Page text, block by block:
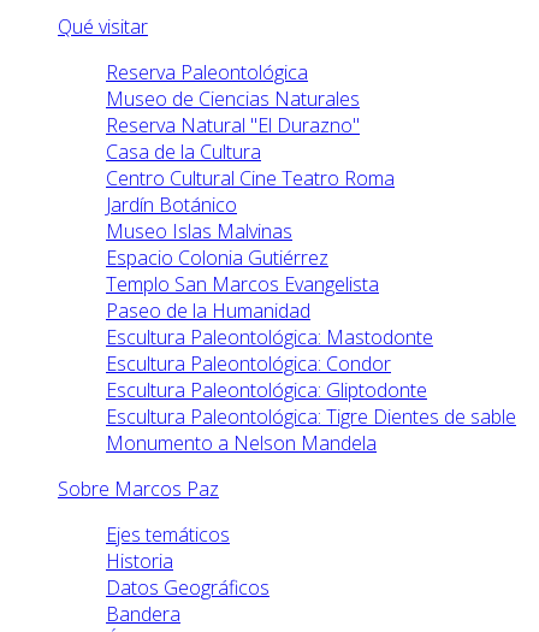
Qué visitar
Reserva Paleontológica
Museo de Ciencias Naturales
Reserva Natural "El Durazno"
Casa de la Cultura
Centro Cultural Cine Teatro Roma
Jardín Botánico
Museo Islas Malvinas
Espacio Colonia Gutiérrez
Templo San Marcos Evangelista
Paseo de la Humanidad
Escultura Paleontológica: Mastodonte
Escultura Paleontológica: Condor
Escultura Paleontológica: Gliptodonte
Escultura Paleontológica: Tigre Dientes de sable
Monumento a Nelson Mandela
Sobre Marcos Paz
Ejes temáticos
Historia
Datos Geográficos
Bandera